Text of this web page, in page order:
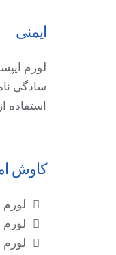
ایمنی
لورم
سادگی
کاوش
لورم
لورم